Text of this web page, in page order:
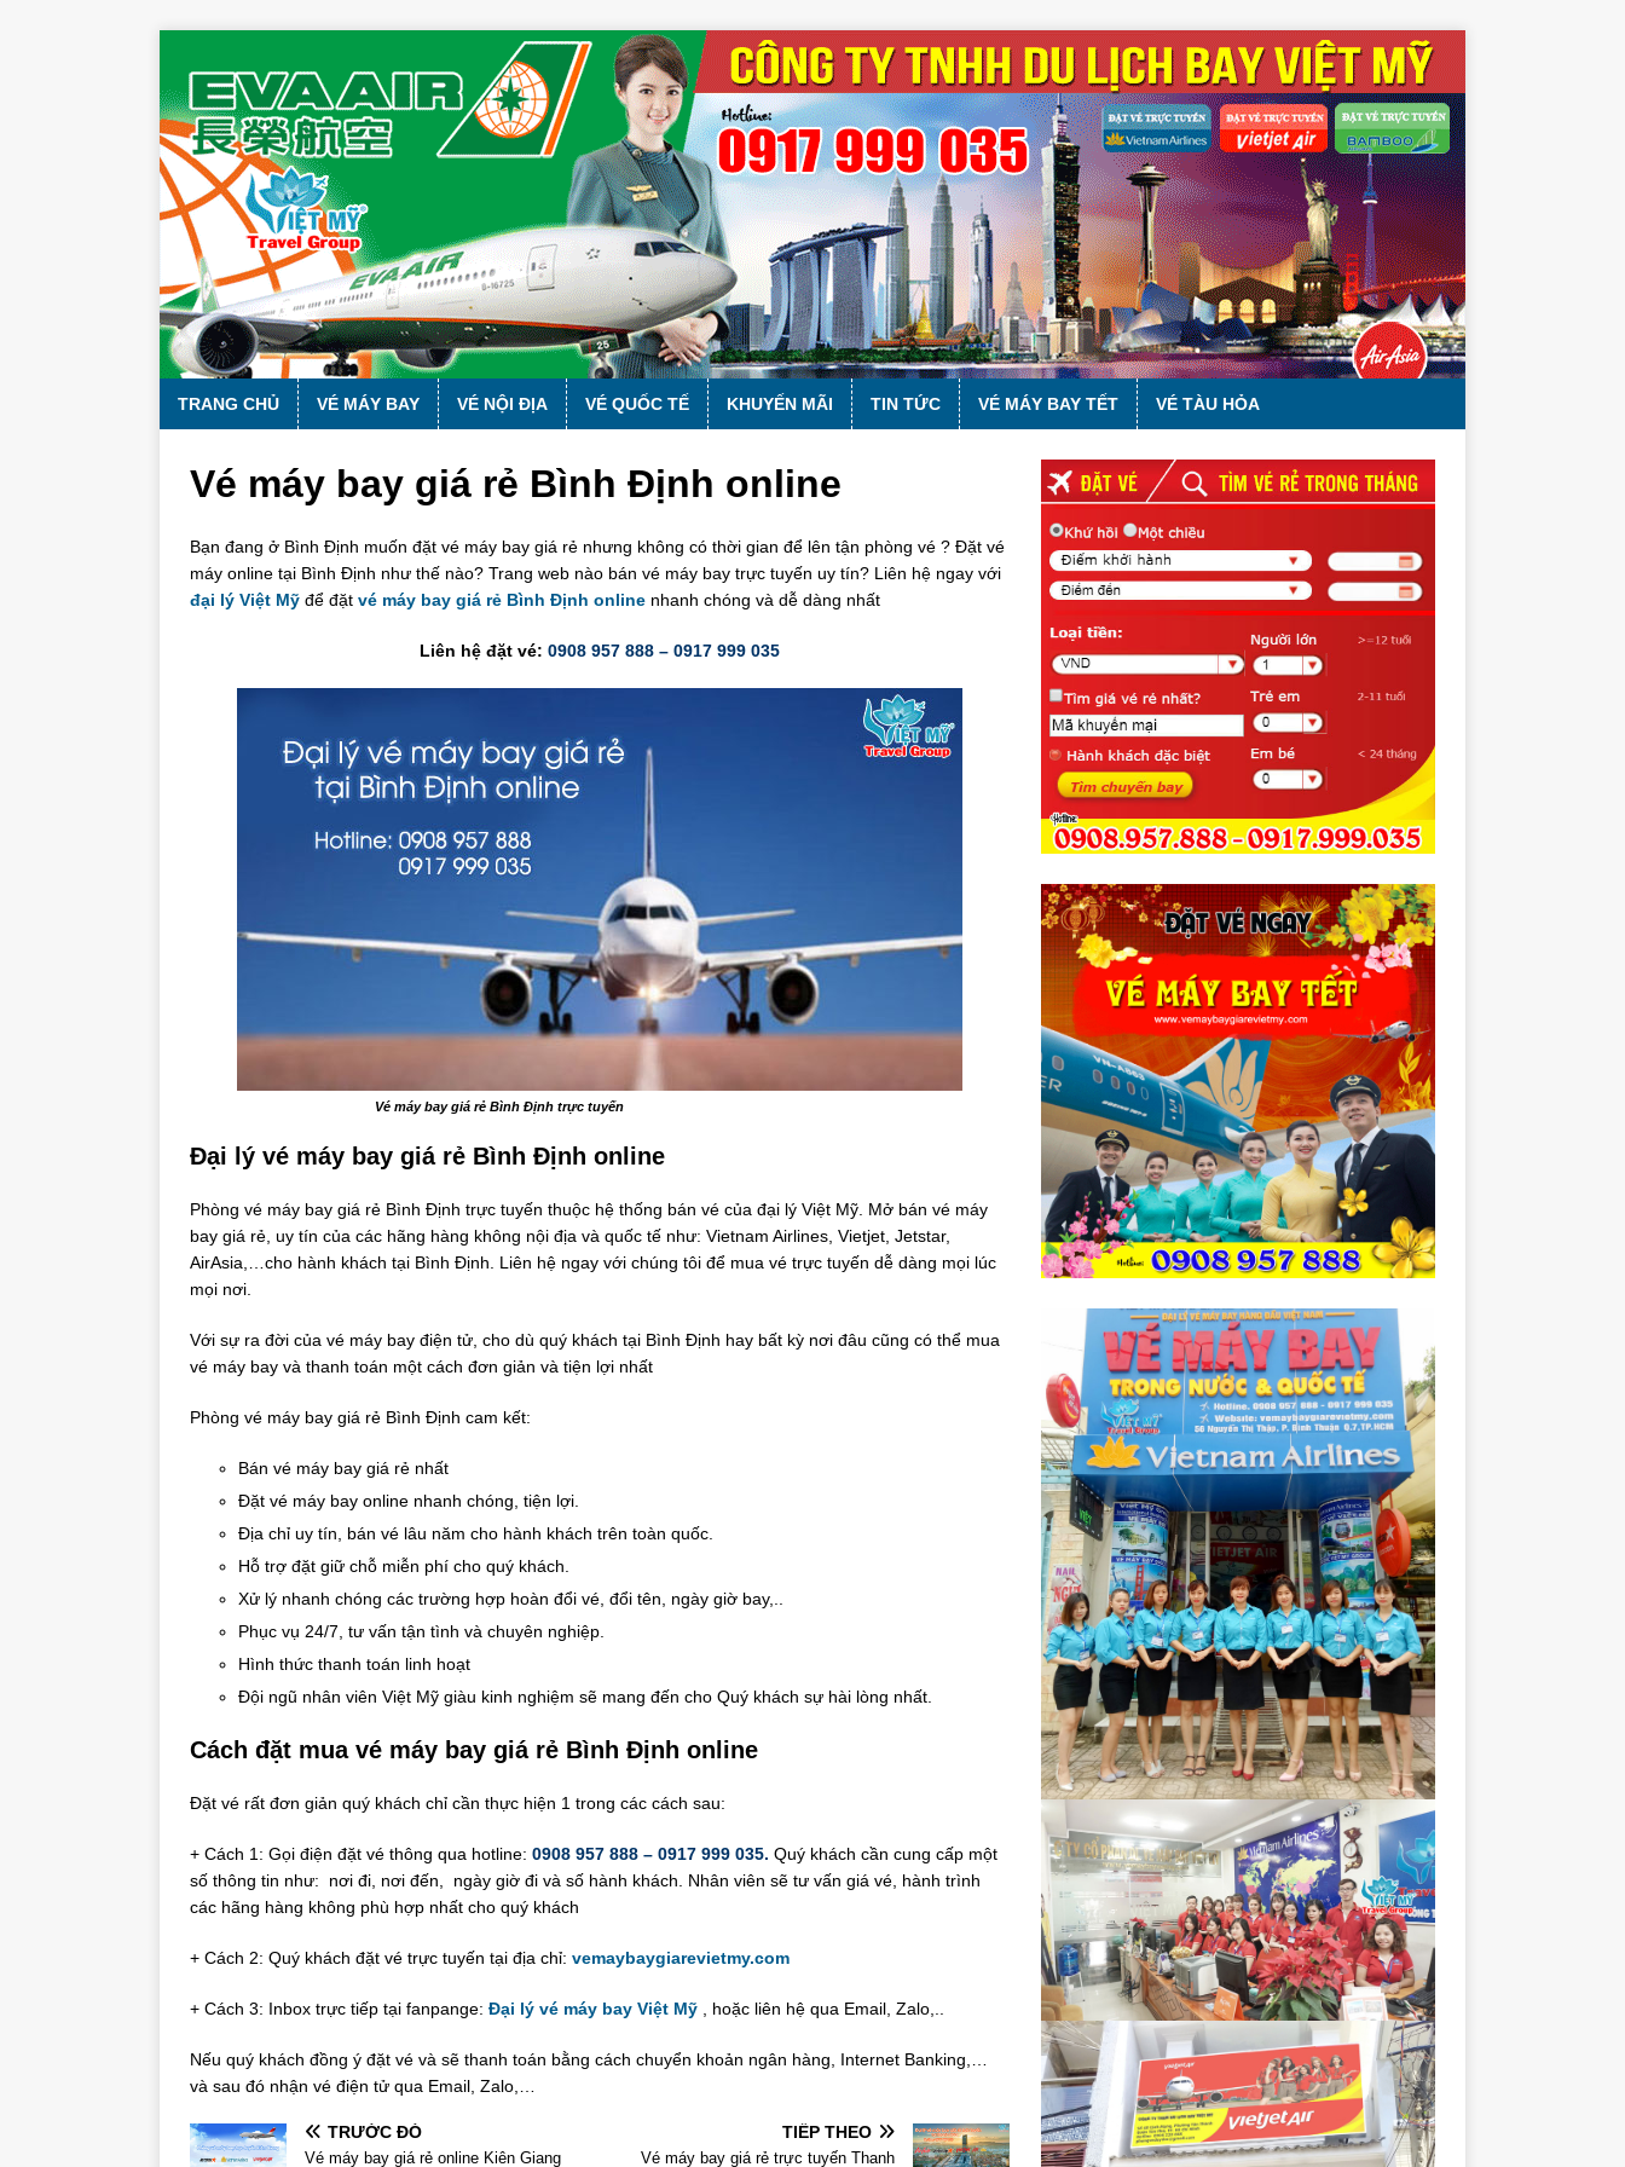
TRANG CHỦ VÉ MÁY BAY VÉ NỘI ĐỊA VÉ QUỐC TẾ KHUYẾN MÃI TIN TỨC VÉ MÁY BAY TẾT VÉ TÀU HỎA
Vé máy bay giá rẻ Bình Định online
Bạn đang ở Bình Định muốn đặt vé máy bay giá rẻ nhưng không có thời gian để lên tận phòng vé ? Đặt vé
máy online tại Bình Định như thế nào? Trang web nào bán vé máy bay trực tuyến uy tín? Liên hệ ngay với
đại lý Việt Mỹ để đặt vé máy bay giá rẻ Bình Định online nhanh chóng và dễ dàng nhất
Liên hệ đặt vé:0908 957 888 – 0917 999 035
Vé máy bay giá rẻ Bình Định trực tuyến
Đại lý vé máy bay giá rẻ Bình Định online
Phòng vé máy bay giá rẻ Bình Định trực tuyến thuộc hệ thống bán vé của đại lý Việt Mỹ. Mở bán vé máy
bay giá rẻ, uy tín của các hãng hàng không nội địa và quốc tế như: Vietnam Airlines, Vietjet, Jetstar,
AirAsia,…cho hành khách tại Bình Định. Liên hệ ngay với chúng tôi để mua vé trực tuyến dễ dàng mọi lúc
mọi nơi.
Với sự ra đời của vé máy bay điện tử, cho dù quý khách tại Bình Định hay bất kỳ nơi đâu cũng có thể mua
vé máy bay và thanh toán một cách đơn giản và tiện lợi nhất
Phòng vé máy bay giá rẻ Bình Định cam kết:
Bán vé máy bay giá rẻ nhất
Đặt vé máy bay online nhanh chóng, tiện lợi.
Địa chỉ uy tín, bán vé lâu năm cho hành khách trên toàn quốc.
Hỗ trợ đặt giữ chỗ miễn phí cho quý khách.
Xử lý nhanh chóng các trường hợp hoàn đổi vé, đổi tên, ngày giờ bay,..
Phục vụ 24/7, tư vấn tận tình và chuyên nghiệp.
Hình thức thanh toán linh hoạt
Đội ngũ nhân viên Việt Mỹ giàu kinh nghiệm sẽ mang đến cho Quý khách sự hài lòng nhất.
Cách đặt mua vé máy bay giá rẻ Bình Định online
Đặt vé rất đơn giản quý khách chỉ cần thực hiện 1 trong các cách sau:
+ Cách 1: Gọi điện đặt vé thông qua hotline: 0908 957 888 – 0917 999 035. Quý khách cần cung cấp một
số thông tin như: nơi đi, nơi đến, ngày giờ đi và số hành khách. Nhân viên sẽ tư vấn giá vé, hành trình
các hãng hàng không phù hợp nhất cho quý khách
+ Cách 2: Quý khách đặt vé trực tuyến tại địa chỉ: vemaybaygiarevietmy.com
+ Cách 3: Inbox trực tiếp tại fanpange: Đại lý vé máy bay Việt Mỹ , hoặc liên hệ qua Email, Zalo,..
Nếu quý khách đồng ý đặt vé và sẽ thanh toán bằng cách chuyển khoản ngân hàng, Internet Banking,…
và sau đó nhận vé điện tử qua Email, Zalo,…
TRƯỚC ĐÓ
Vé máy bay giá rẻ online Kiên Giang
TIẾP THEO
Vé máy bay giá rẻ trực tuyến Thanh